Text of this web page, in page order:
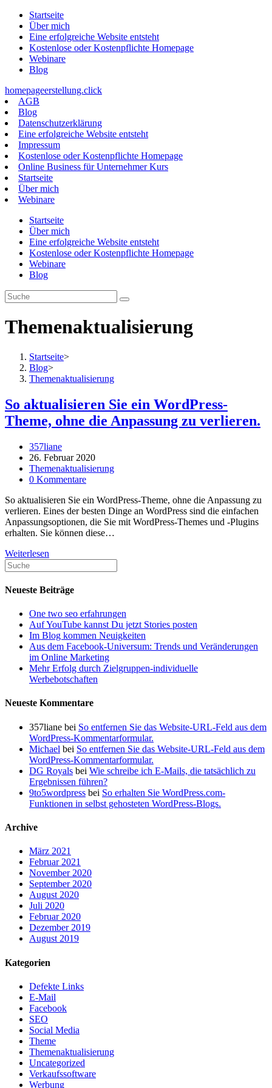
Zum
Inhalt
springen
Startseite
Über mich
Eine erfolgreiche Website entsteht
Kostenlose oder Kostenpflichte Homepage
Webinare
Blog
homepageerstellung.click
AGB
Blog
Datenschutzerklärung
Eine erfolgreiche Website entsteht
Impressum
Kostenlose oder Kostenpflichte Homepage
Online Business für Unternehmer Kurs
Startseite
Über mich
Webinare
Startseite
Über mich
Eine erfolgreiche Website entsteht
Kostenlose oder Kostenpflichte Homepage
Webinare
Blog
Themenaktualisierung
Startseite>
Blog>
Themenaktualisierung
So aktualisieren Sie ein WordPress-
Theme, ohne die Anpassung zu verlieren.
Beitrags-
Autor:
357liane
Beitrag
veröffentlicht:
26. Februar 2020
Beitrags-
Kategorie:
Themenaktualisierung
Beitrags-
0 Kommentare
So aktualisieren Sie ein WordPress-Theme, ohne die Anpassung zu
verlieren. Eines der besten Dinge an WordPress sind die einfachen
Anpassungsoptionen, die Sie mit WordPress-Themes und -Plugins
erhalten. Sie können diese…
Weiterlesen
Sie
ein
WordPress-
ohne
die
Anpassung
zu
verlieren.
Neueste Beiträge
One two seo erfahrungen
Auf YouTube kannst Du jetzt Stories posten
Im Blog kommen Neuigkeiten
Aus dem Facebook-Universum: Trends und Veränderungen
im Online Marketing
Mehr Erfolg durch Zielgruppen-individuelle
Werbebotschaften
Neueste Kommentare
357liane bei So entfernen Sie das Website-URL-Feld aus dem
WordPress-Kommentarformular.
Michael bei So entfernen Sie das Website-URL-Feld aus dem
WordPress-Kommentarformular.
DG Royals bei Wie schreibe ich E-Mails, die tatsächlich zu
Ergebnissen führen?
9to5wordpress bei So erhalten Sie WordPress.com-
Funktionen in selbst gehosteten WordPress-Blogs.
Archive
März 2021
Februar 2021
November 2020
September 2020
August 2020
Juli 2020
Februar 2020
Dezember 2019
August 2019
Kategorien
Defekte Links
E-Mail
Facebook
SEO
Social Media
Theme
Themenaktualisierung
Uncategorized
Verkaufssoftware
Werbung